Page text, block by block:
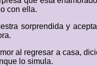
con ella.
sorprendida y
al regresar a casa,
lo simula.